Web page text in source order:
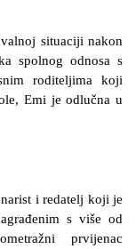
situaciji nakon
spolnog odnosa s
roditeljima koji
Emi je odlučna u
i redatelj koji je
s više od
prvijenac